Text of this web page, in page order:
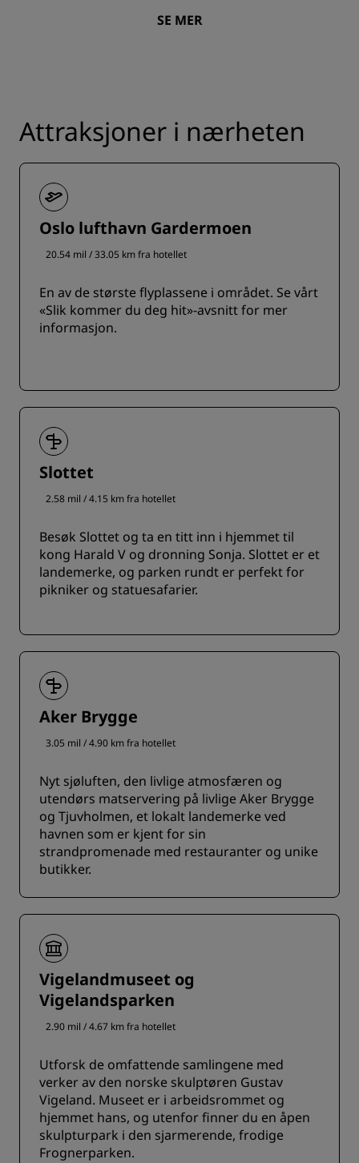
SE MER
Attraksjoner i nærheten
Oslo lufthavn Gardermoen
20.54 mil / 33.05 km fra hotellet
En av de største flyplassene i området. Se vårt
«Slik kommer du deg hit»-avsnitt for mer
informasjon.
Slottet
2.58 mil / 4.15 km fra hotellet
Besøk Slottet og ta en titt inn i hjemmet til
kong Harald V og dronning Sonja. Slottet er et
landemerke, og parken rundt er perfekt for
pikniker og statuesafarier.
Aker Brygge
3.05 mil / 4.90 km fra hotellet
Nyt sjøluften, den livlige atmosfæren og
utendørs matservering på livlige Aker Brygge
og Tjuvholmen, et lokalt landemerke ved
havnen som er kjent for sin
strandpromenade med restauranter og unike
butikker.
Vigelandmuseet og
Vigelandsparken
2.90 mil / 4.67 km fra hotellet
Utforsk de omfattende samlingene med
verker av den norske skulptøren Gustav
Vigeland. Museet er i arbeidsrommet og
hjemmet hans, og utenfor finner du en åpen
skulpturpark i den sjarmerende, frodige
Frognerparken.